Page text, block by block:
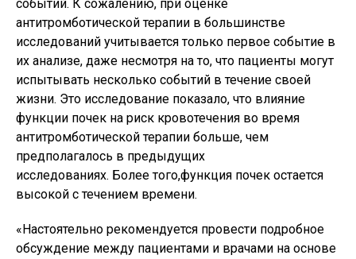
событий. К сожалению, при оценке
антитромботической терапии в большинстве
исследований учитывается только первое событие в
их анализе, даже несмотря на то, что пациенты могут
испытывать несколько событий в течение своей
жизни. Это исследование показало, что влияние
функции почек на риск кровотечения во время
антитромботической терапии больше, чем
предполагалось в предыдущих
исследованиях. Более того,функция почек остается
высокой с течением времени.
«Настоятельно рекомендуется провести подробное
обсуждение между пациентами и врачами на основе